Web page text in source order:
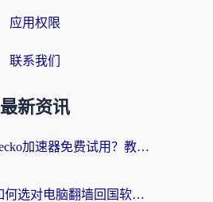
应用权限
联系我们
最新资讯
海外党必看：gecko加速器免费试用？教你选对回国加速器，无缝刷国内剧玩游戏
海外党必看：如何选对电脑翻墙回国软件，轻松解锁国内资源？